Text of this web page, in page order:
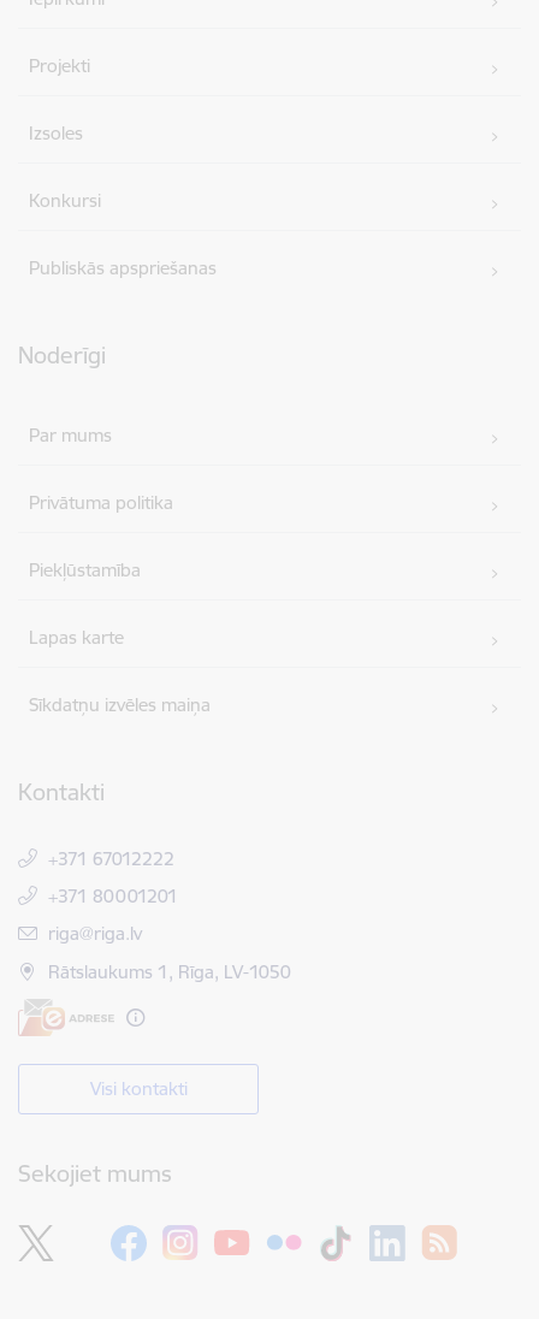
Projekti
Izsoles
Konkursi
Publiskās apspriešanas
Noderīgi
Par mums
Privātuma politika
Piekļūstamība
Lapas karte
Sīkdatņu izvēles maiņa
Kontakti
+371 67012222
+371 80001201
E-pasts:
riga@riga.lv
Rātslaukums 1, Rīga, LV-1050
Visi kontakti
Sekojiet mums